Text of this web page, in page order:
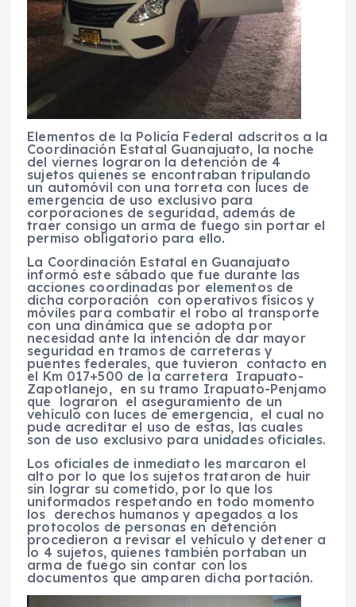
Elementos de la Policía Federal adscritos a la
Coordinación Estatal Guanajuato, la noche
del viernes lograron la detención de 4
sujetos quienes se encontraban tripulando
un automóvil con una torreta con luces de
emergencia de uso exclusivo para
corporaciones de seguridad, además de
traer consigo un arma de fuego sin portar el
permiso obligatorio para ello.
La Coordinación Estatal en Guanajuato
informó este sábado que fue durante las
acciones coordinadas por elementos de
dicha corporación con operativos físicos y
móviles para combatir el robo al transporte
con una dinámica que se adopta por
necesidad ante la intención de dar mayor
seguridad en tramos de carreteras y
puentes federales, que tuvieron contacto en
el Km 017+500 de la carretera Irapuato-
Zapotlanejo, en su tramo Irapuato-Penjamo
que lograron el aseguramiento de un
vehículo con luces de emergencia, el cual no
pude acreditar el uso de estas, las cuales
son de uso exclusivo para unidades oficiales.
Los oficiales de inmediato les marcaron el
alto por lo que los sujetos trataron de huir
sin lograr su cometido, por lo que los
uniformados respetando en todo momento
los derechos humanos y apegados a los
protocolos de personas en detención
procedieron a revisar el vehículo y detener a
lo 4 sujetos, quienes también portaban un
arma de fuego sin contar con los
documentos que amparen dicha portación.